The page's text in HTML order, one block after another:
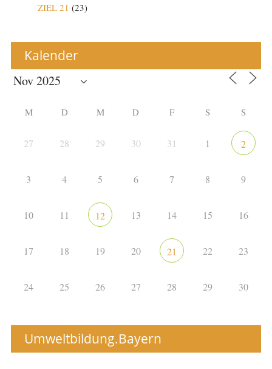
ZIEL 21 (23)
Kalender
M D M D F S S
27 28 29 30 31 1 2
3 4 5 6 7 8 9
10 11 12 13 14 15 16
17 18 19 20 21 22 23
24 25 26 27 28 29 30
Umweltbildung.Bayern